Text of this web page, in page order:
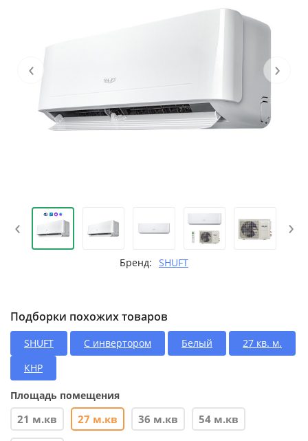
‹ ›
‹ ›
Бренд: SHUFT
Подборки похожих товаров
SHUFT С инвертором Белый
27 кв. м.
КНР
Площадь помещения
21 м.кв 27 м.кв 36 м.кв 54 м.кв